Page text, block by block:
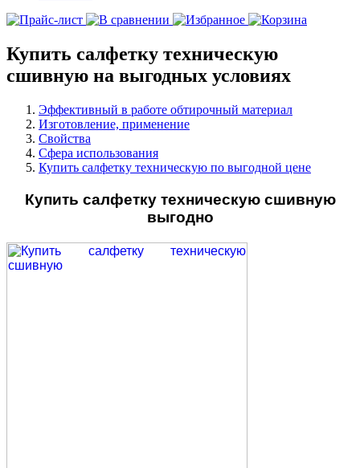
Купить салфетку техническую
сшивную на выгодных условиях
Эффективный в работе обтирочный материал
Изготовление, применение
Свойства
Сфера использования
Купить салфетку техническую по выгодной цене
Купить салфетку техническую сшивную
выгодно